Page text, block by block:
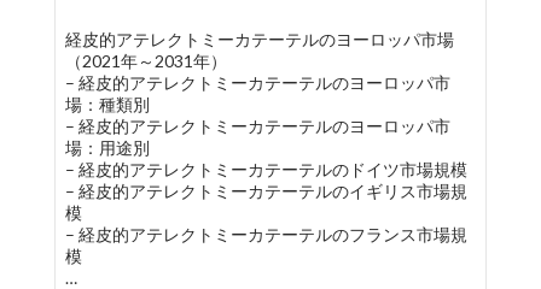
経皮的アテレクトミーカテーテルのヨーロッパ市場
（2021年～2031年）
– 経皮的アテレクトミーカテーテルのヨーロッパ市
場：種類別
– 経皮的アテレクトミーカテーテルのヨーロッパ市
場：用途別
– 経皮的アテレクトミーカテーテルのドイツ市場規模
– 経皮的アテレクトミーカテーテルのイギリス市場規
模
– 経皮的アテレクトミーカテーテルのフランス市場規
模
…